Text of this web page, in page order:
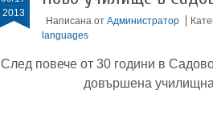
2013
Написана от Администратор
languages
След повече от 30 години в
довършена